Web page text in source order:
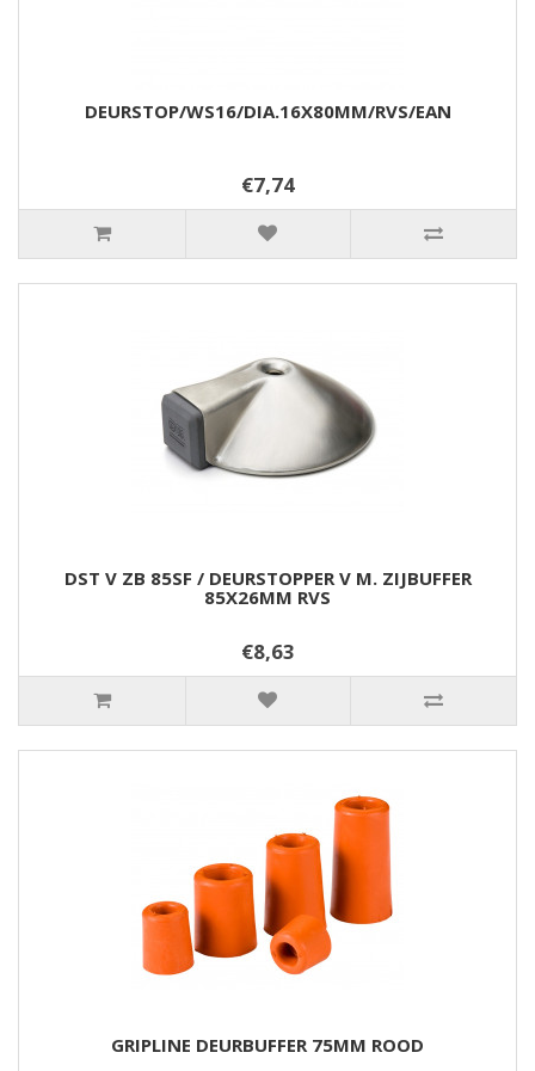
DEURSTOP/WS16/DIA.16X80MM/RVS/EAN
€7,74
DST V ZB 85SF / DEURSTOPPER V M. ZIJBUFFER
85X26MM RVS
€8,63
GRIPLINE DEURBUFFER 75MM ROOD